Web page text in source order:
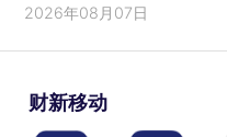
2026年08月07日
财新移动